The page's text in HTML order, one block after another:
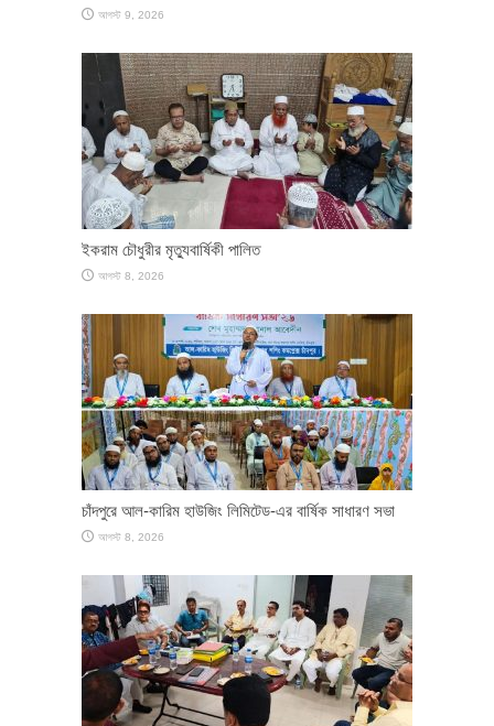
আগস্ট 9, 2026
ইকরাম চৌধুরীর মৃত্যুবার্ষিকী পালিত
আগস্ট 8, 2026
চাঁদপুরে আল-কারিম হাউজিং লিমিটেড-এর বার্ষিক সাধারণ সভা
আগস্ট 8, 2026